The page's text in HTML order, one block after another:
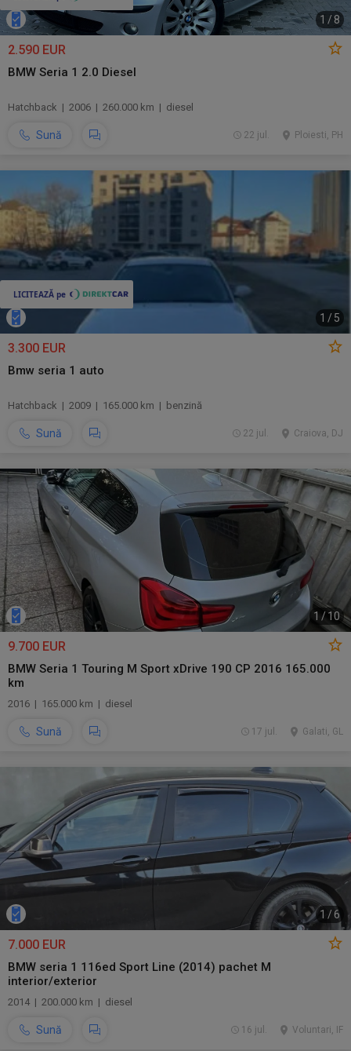
1 /8
2.590 EUR
BMW Seria 1 2.0 Diesel
Hatchback | 2006 | 260.000 km | diesel
Sună Ploiesti, PH
22 jul.
1 / 5
3.300 EUR
Bmw seria 1 auto
Hatchback | 2009 | 165.000 km | benzină
Sună Craiova, DJ
22 jul.
1 /10
9.700 EUR
BMW Seria 1 Touring M Sport xDrive 190 CP 2016 165.000
km
2016 | 165.000 km | diesel
Sună Galati, GL
17 jul.
1 / 6
7.000 EUR
BMW seria 1 116ed Sport Line (2014) pachet M
interior/exterior
2014 | 200.000 km | diesel
Sună Voluntari, IF
16 jul.